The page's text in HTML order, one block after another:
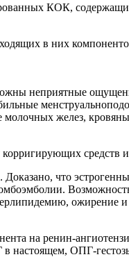
КОК,
в них
неприятные
желез,
средств и
что
на ренин-
в настоящем, ОПГ-